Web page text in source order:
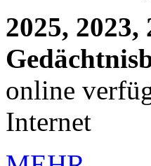
2025,
online
Internet